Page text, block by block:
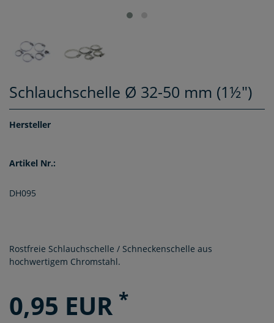
Schlauchschelle Ø 32-50 mm (1½")
Hersteller
Artikel Nr.:
DH095
Rostfreie Schlauchschelle / Schneckenschelle aus
hochwertigem Chromstahl.
0,95 EUR *